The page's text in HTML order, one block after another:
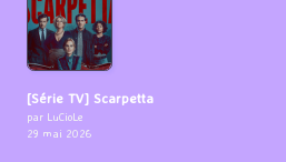
[Série TV] Scarpetta
par LuCioLe
29 mai 2026